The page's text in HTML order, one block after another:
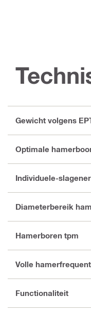
Gewicht volgens
Optimale
Individuele-
Diameterbereik
Hamerboren tpm
Volle
Functionaliteit